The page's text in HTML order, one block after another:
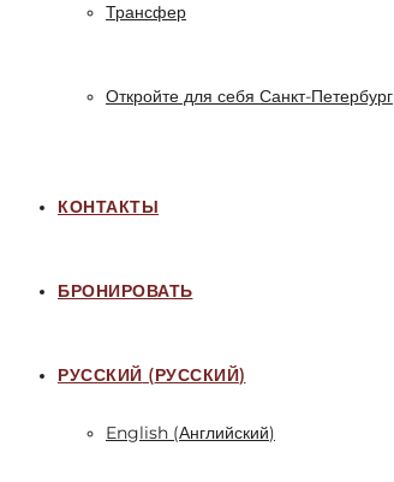
Трансфер
Откройте для себя Санкт-Петербург
КОНТАКТЫ
БРОНИРОВАТЬ
РУССКИЙ (РУССКИЙ)
English (Английский)